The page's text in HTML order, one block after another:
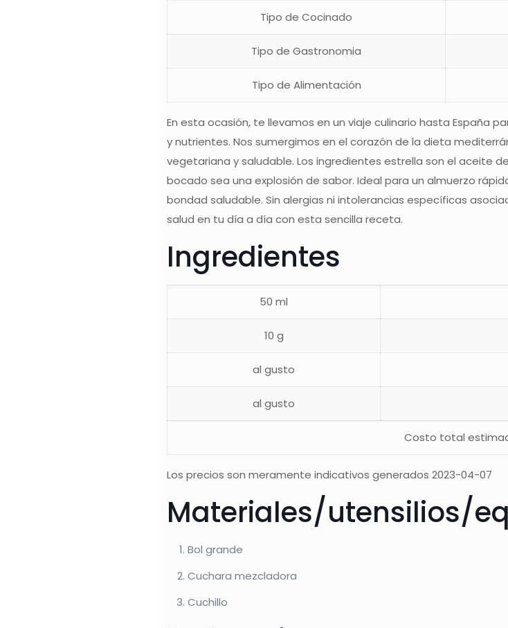
Tipo de Cocinado
Tipo de Gastronomia
Tipo de Alimentación
En esta ocasión, te llevamos en un viaje culinario hasta
y nutrientes. Nos sumergimos en el corazón de la dieta
vegetariana y saludable. Los ingredientes estrella son el aceite
bocado sea una explosión de sabor. Ideal para un almuerzo
bondad saludable. Sin alergias ni intolerancias específicas
salud en tu día a día con esta sencilla receta.
Ingredientes
50 ml
10 g
al gusto
al gusto
Costo total
Los precios son meramente indicativos generados 2023-04-07
Materiales/utensilios/
Bol grande
Cuchara mezcladora
Cuchillo